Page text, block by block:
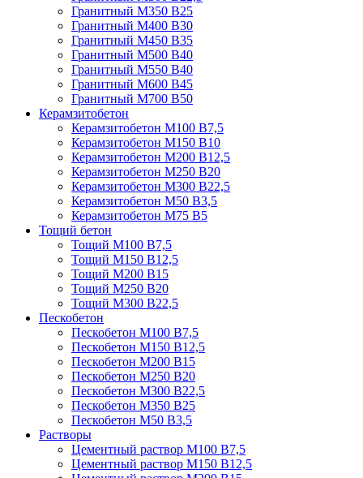
Гранитный М350 В25
Гранитный М400 В30
Гранитный М450 В35
Гранитный М500 В40
Гранитный М550 В40
Гранитный М600 В45
Гранитный М700 В50
Керамзитобетон
Керамзитобетон М100 В7,5
Керамзитобетон М150 В10
Керамзитобетон М200 В12,5
Керамзитобетон М250 В20
Керамзитобетон М300 В22,5
Керамзитобетон М50 В3,5
Керамзитобетон М75 В5
Тощий бетон
Тощий М100 В7,5
Тощий М150 В12,5
Тощий М200 В15
Тощий М250 В20
Тощий М300 В22,5
Пескобетон
Пескобетон М100 В7,5
Пескобетон М150 В12,5
Пескобетон М200 В15
Пескобетон М250 В20
Пескобетон М300 В22,5
Пескобетон М350 В25
Пескобетон М50 В3,5
Растворы
Цементный раствор М100 В7,5
Цементный раствор М150 В12,5